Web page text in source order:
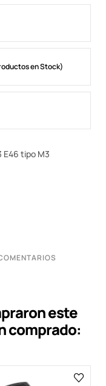
en Stock)
E46 tipo M3
este
comprado: